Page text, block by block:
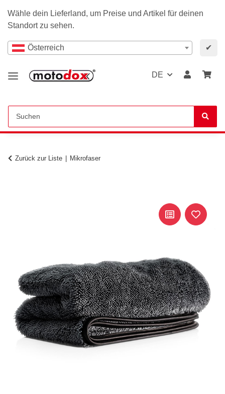
Wähle dein Lieferland, um Preise und Artikel für deinen
Standort zu sehen.
Österreich ✔
DE
Zurück zur Liste Mikrofaser